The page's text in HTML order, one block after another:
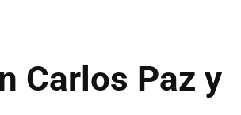
Carlos Paz y